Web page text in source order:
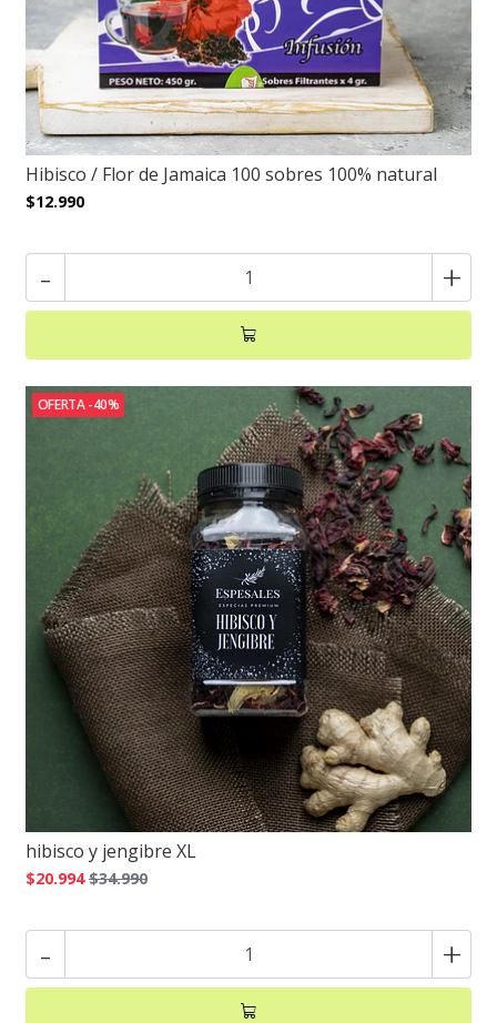
Hibisco / Flor de Jamaica 100 sobres 100% natural
$12.990
- +
OFERTA -40%
hibisco y jengibre XL
$20.994 $34.990
- +